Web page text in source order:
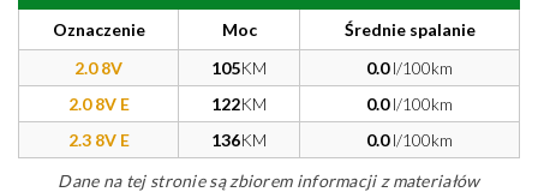
Oznaczenie Moc
Średnie spalanie
2.0 8V
105KM 0.0l/100km
2.0 8V E
122KM 0.0l/100km
2.3 8V E
136KM 0.0l/100km
Dane na tej stronie są zbiorem informacji z materiałów